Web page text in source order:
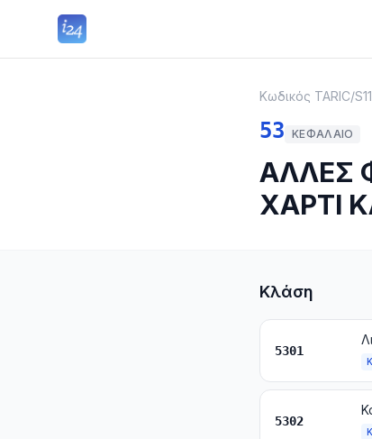
Κωδικός TARIC/S11
53 ΚΕΦΆΛΑΙΟ
ΑΛΛΕΣ
ΧΑΡΤΙ
Κλάση
5301
5302